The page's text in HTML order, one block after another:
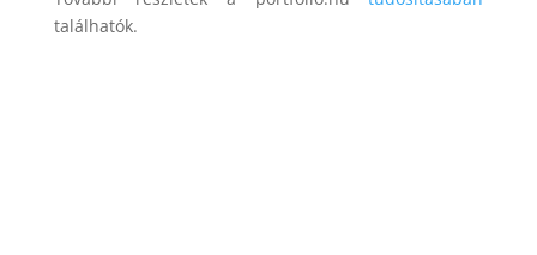
találhatók.